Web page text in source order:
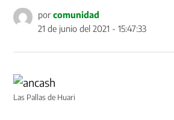
por comunidad
21 de junio del 2021 - 15:47:33
Las Pallas de Huari